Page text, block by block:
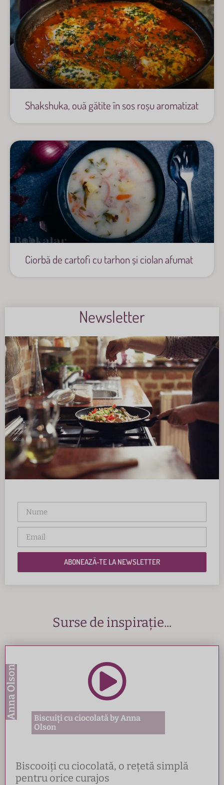
Shakshuka, ouă gătite în sos roșu aromatizat
Ciorbă de cartofi cu tarhon și ciolan afumat
Newsletter
ABONEAZĂ-TE LA NEWSLETTER
Surse de inspirație...
Biscuiți cu ciocolată by Anna
Olson
Biscooiți cu ciocolată, o rețetă simplă
pentru orice curajos
Anna Olson